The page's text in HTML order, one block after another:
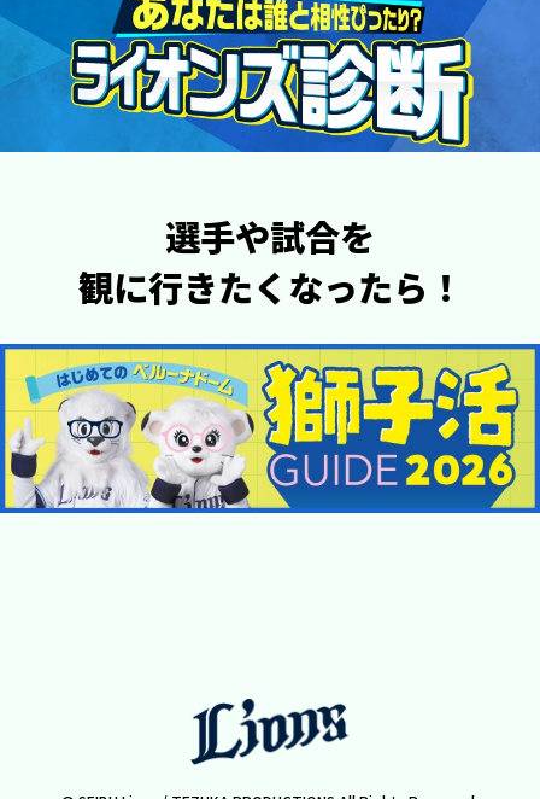
選手や試合を
観に行きたくなったら！